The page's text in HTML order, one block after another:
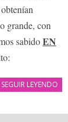
grande, con
sabidoEN
SEGUIR LEYENDO